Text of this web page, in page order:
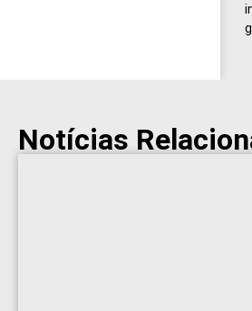
Notícias